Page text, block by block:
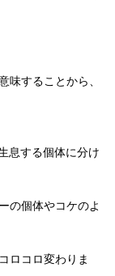
味することから、
息する個体に分け
の個体やコケのよ
ロコロ変わりま